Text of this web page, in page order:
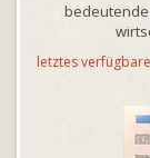
letztes